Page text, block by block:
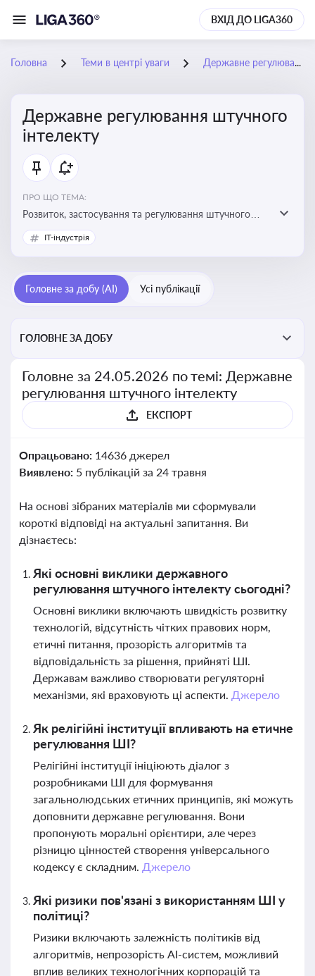
ВХІД ДО LIGA360
Головна Теми в центрі уваги Державне регулювання штучного інтелекту
Державне регулювання штучного
інтелекту
ПРО ЩО ТЕМА:
Розвиток, застосування та регулювання штучного
інтелекту в різних сферах — від управління бізнесом
до державного сектора
IT-індустрія
Головне за добу (AI) Усі публікації
ГОЛОВНЕ ЗА ДОБУ
Головне за 24.05.2026 по темі: Державне
регулювання штучного інтелекту
ЕКСПОРТ
Опрацьовано: 14636 джерел
Виявлено: 5 публікацій за 24 травня
На основі зібраних матеріалів ми сформували
короткі відповіді на актуальні запитання. Ви
дізнаєтесь:
Які основні виклики державного
регулювання штучного інтелекту сьогодні?
Основні виклики включають швидкість розвитку
технологій, відсутність чітких правових норм,
етичні питання, прозорість алгоритмів та
відповідальність за рішення, прийняті ШІ.
Державам важливо створювати регуляторні
механізми, які враховують ці аспекти. Джерело
Як релігійні інституції впливають на етичне
регулювання ШІ?
Релігійні інституції ініціюють діалог з
розробниками ШІ для формування
загальнолюдських етичних принципів, які можуть
доповнити державне регулювання. Вони
пропонують моральні орієнтири, але через
різницю цінностей створення універсального
кодексу є складним. Джерело
Які ризики пов'язані з використанням ШІ у
політиці?
Ризики включають залежність політиків від
алгоритмів, непрозорість AI-систем, можливий
вплив великих технологічних корпорацій та